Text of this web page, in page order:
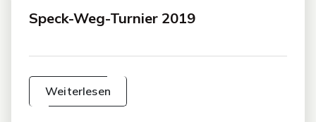
Speck-Weg-Turnier 2019
Weiterlesen